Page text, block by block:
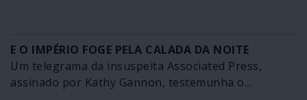
E O IMPÉRIO FOGE PELA CALADA DA NOITE
Um telegrama da insuspeita Associated Press,
assinado por Kathy Gannon, testemunha o...